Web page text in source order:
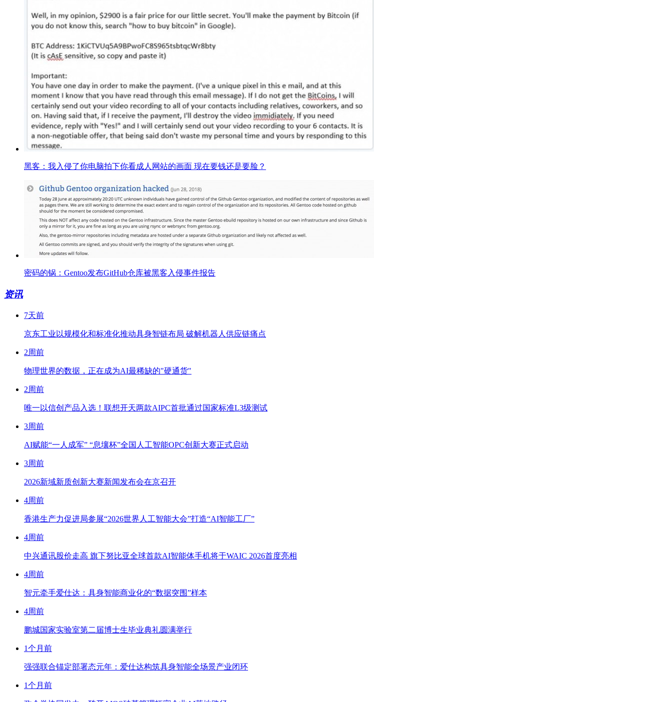
黑客：我入侵了你电脑拍下你看成人网站的画面 现在要钱还是要脸？
密码的锅：Gentoo发布GitHub仓库被黑客入侵事件报告
资讯
7天前
京东工业以规模化和标准化推动具身智链布局 破解机器人供应链痛点
2周前
物理世界的数据，正在成为AI最稀缺的"硬通货"
2周前
唯一以信创产品入选！联想开天两款AIPC首批通过国家标准L3级测试
3周前
AI赋能“一人成军” “息壤杯”全国人工智能OPC创新大赛正式启动
3周前
2026新域新质创新大赛新闻发布会在京召开
4周前
香港生产力促进局参展“2026世界人工智能大会”打造“AI智能工厂”
4周前
中兴通讯股价走高 旗下努比亚全球首款AI智能体手机将于WAIC 2026首度亮相
4周前
智元牵手爱仕达：具身智能商业化的“数据突围”样本
4周前
鹏城国家实验室第二届博士生毕业典礼圆满举行
1个月前
强强联合锚定部署态元年：爱仕达构筑具身智能全场景产业闭环
1个月前